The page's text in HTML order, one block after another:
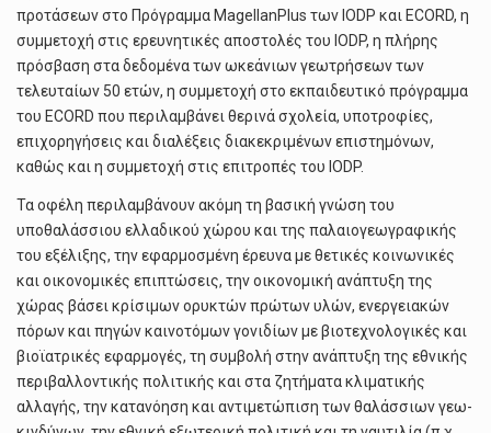
προτάσεων στο Πρόγραμμα MagellanPlus των IODP και ECORD, η
συμμετοχή στις ερευνητικές αποστολές του IODP, η πλήρης
πρόσβαση στα δεδομένα των ωκεάνιων γεωτρήσεων των
τελευταίων 50 ετών, η συμμετοχή στο εκπαιδευτικό πρόγραμμα
του ECORD που περιλαμβάνει θερινά σχολεία, υποτροφίες,
επιχορηγήσεις και διαλέξεις διακεκριμένων επιστημόνων,
καθώς και η συμμετοχή στις επιτροπές του IODP.
Τα οφέλη περιλαμβάνουν ακόμη τη βασική γνώση του
υποθαλάσσιου ελλαδικού χώρου και της παλαιογεωγραφικής
του εξέλιξης, την εφαρμοσμένη έρευνα με θετικές κοινωνικές
και οικονομικές επιπτώσεις, την οικονομική ανάπτυξη της
χώρας βάσει κρίσιμων ορυκτών πρώτων υλών, ενεργειακών
πόρων και πηγών καινοτόμων γονιδίων με βιοτεχνολογικές και
βιοϊατρικές εφαρμογές, τη συμβολή στην ανάπτυξη της εθνικής
περιβαλλοντικής πολιτικής και στα ζητήματα κλιματικής
αλλαγής, την κατανόηση και αντιμετώπιση των θαλάσσιων γεω-